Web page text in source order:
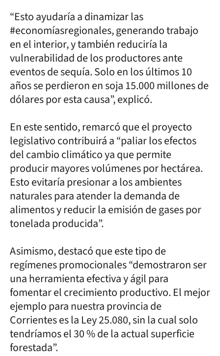
“Esto ayudaría a dinamizar las
#economíasregionales, generando trabajo
en el interior, y también reduciría la
vulnerabilidad de los productores ante
eventos de sequía. Solo en los últimos 10
años se perdieron en soja 15.000 millones de
dólares por esta causa”, explicó.
En este sentido, remarcó que el proyecto
legislativo contribuirá a “paliar los efectos
del cambio climático ya que permite
producir mayores volúmenes por hectárea.
Esto evitaría presionar a los ambientes
naturales para atender la demanda de
alimentos y reducir la emisión de gases por
tonelada producida”.
Asimismo, destacó que este tipo de
regímenes promocionales “demostraron ser
una herramienta efectiva y ágil para
fomentar el crecimiento productivo. El mejor
ejemplo para nuestra provincia de
Corrientes es la Ley 25.080, sin la cual solo
tendríamos el 30 % de la actual superficie
forestada”.